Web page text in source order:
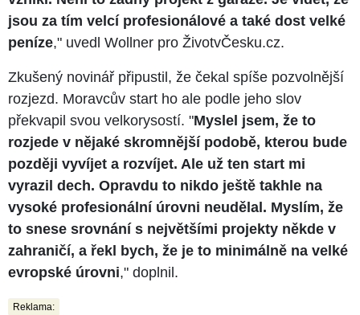
jsou za tím velcí profesionálové a také dost velké
peníze," uvedl Wollner pro ŽivotvČesku.cz.
Zkušený novinář připustil, že čekal spíše pozvolnější
rozjezd. Moravcův start ho ale podle jeho slov
překvapil svou velkorysostí. "Myslel jsem, že to
rozjede v nějaké skromnější podobě, kterou bude
později vyvíjet a rozvíjet. Ale už ten start mi
vyrazil dech. Opravdu to nikdo ještě takhle na
vysoké profesionální úrovni neudělal. Myslím, že
to snese srovnání s největšími projekty někde v
zahraničí, a řekl bych, že je to minimálně na velké
evropské úrovni," doplnil.
Reklama: